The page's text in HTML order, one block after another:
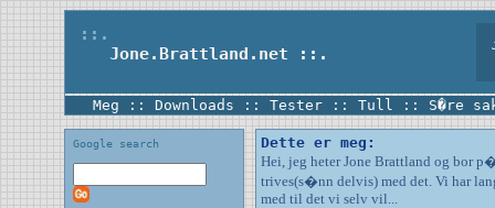
::.
Jone.Brattland.net ::.
Meg :: Downloads :: Tester:: Tull :: S�re
Google search
Dette er meg:
Hei, jeg heter Jone Brattland og bor
trives(s�nn delvis) med det. Vi har
med til det vi selv vil...